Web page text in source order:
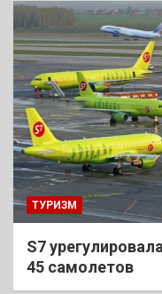
ТУРИЗМ
S7
45 самолетов